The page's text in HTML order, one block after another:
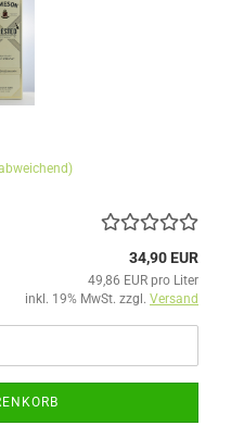
34,90 EUR
49,86 EUR pro Liter
inkl. 19% MwSt. zzgl. Versand